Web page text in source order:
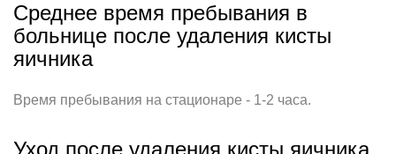
Среднее время пребывания в
больнице после удаления кисты
яичника
Время пребывания на стационаре - 1-2 часа.
Уход после удаления кисты яичника